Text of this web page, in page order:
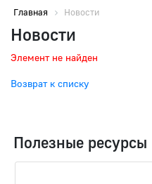
Главная Новости
Новости
Элемент не найден
Возврат к списку
Полезные ресурсы